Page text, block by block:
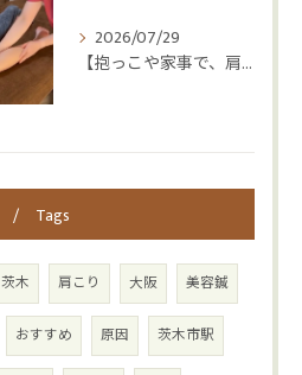
2026/07/29
【抱っこや家事で、肩・腰つらくなっていませんか？👶💦】
Tags
茨木 肩こり 大阪 美容鍼
おすすめ 原因 茨木市駅